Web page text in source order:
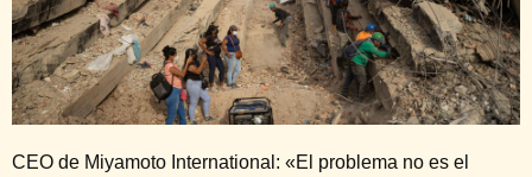
CEO de Miyamoto International: «El problema no es el